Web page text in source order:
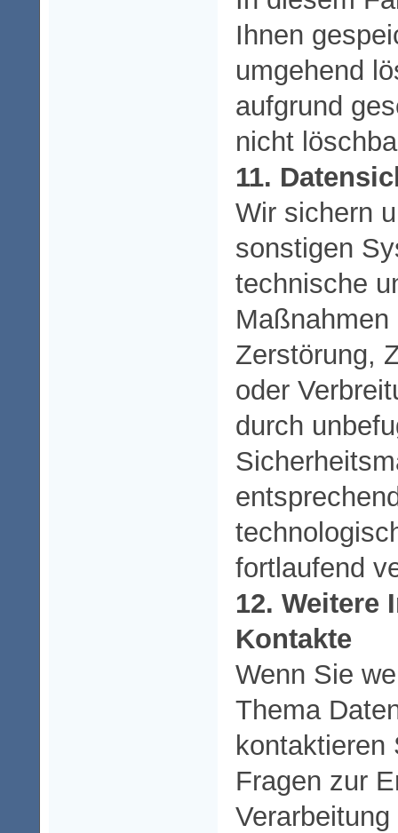
Ihnen
umgehend
aufgrund
nicht
11.
Wir sichern
sonstigen
technische
Zerstörung,
oder
durch
fortlaufend
12. Weitere
Kontakte
Wenn Sie
Thema
kontaktieren
Fragen zur